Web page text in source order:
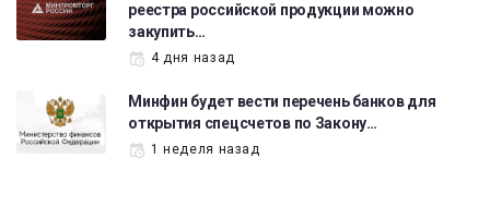
реестра российской продукции можно
закупить…
4 дня назад
Минфин будет вести перечень банков для
открытия спецсчетов по Закону…
1 неделя назад